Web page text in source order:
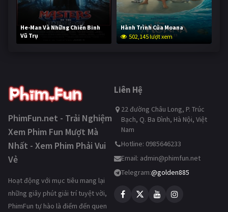
He-Man Và Những Chiến Binh
Vũ Trụ
251,965 lượt xem
Hành Trình Của Moana
502,145 lượt xem
PhimFun.net - Trải Nghiệm
Xem Phim Fun Mượt Mà
Nhất - Xem Phim Phải Vui
Vẻ
Hoạt động với mục tiêu mang lại
những giây phút giải trí tuyệt vời,
PhimFun tự hào là điểm đến quen
Liên Hệ
22 đường Châu Long, P. Trúc
Bạch, Q. Ba Đình, Hà Nội, Việt
Nam
Hotline: 0985646233
Email: admin@phimfun.net
Telegram:@golden885